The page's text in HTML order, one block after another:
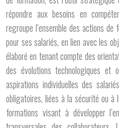
répondre aux besoins en
regroupe l’ensemble des actions de
pour ses salariés, en lien avec les
élaboré en tenant compte des
des évolutions technologiques et
aspirations individuelles des
obligatoires, liées à la sécurité ou à
formations visant à développer